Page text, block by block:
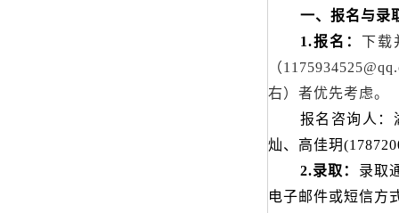
一、报名与录
1.报名：下载
（
右）者优先考虑。
报名咨询人：
灿、高佳玥
2.录取： 录取
电子邮件或短信方